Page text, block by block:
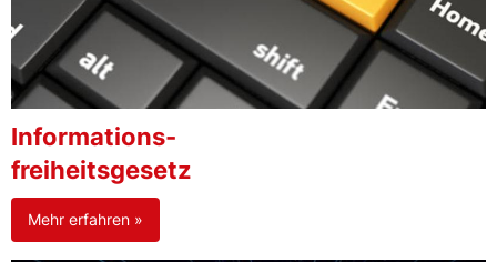
Informations-
freiheitsgesetz
Mehr erfahren »